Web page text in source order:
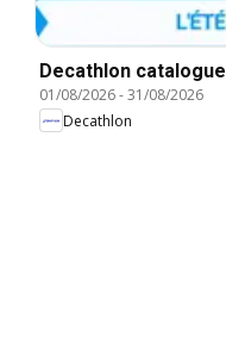
Decathlon catalogue
01/08/2026-31/08/2026
Decathlon